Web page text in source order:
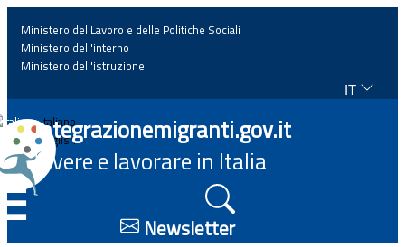
Home
News
Approfondimenti
Ministero del Lavoro e delle Politiche Sociali
Ministero dell'interno
Ministero dell'istruzione
IT
Italiano
English
Integrazionemigranti.gov.it
Vivere e lavorare in Italia
Newsletter